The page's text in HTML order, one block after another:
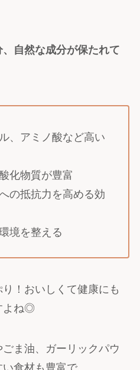
自然な成分が保たれて
、アミノ酸など高い
化物質が豊富
の抵抗力を高める効
境を整える
！おいしくて健康にも
よね◎
ま油、ガーリックパウ